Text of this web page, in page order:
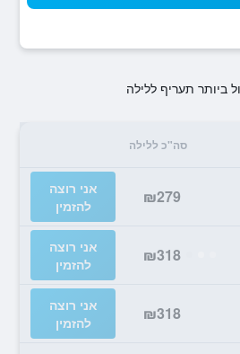
ביותר תעריף ללילה
סה"כ ללילה
₪279
אני רוצה
להזמין
₪318
אני רוצה
להזמין
₪318
אני רוצה
להזמין